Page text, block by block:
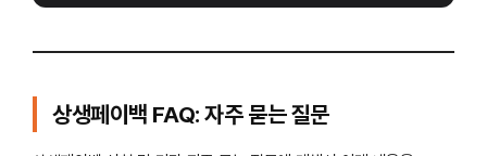
상생페이백 FAQ: 자주 묻는 질문